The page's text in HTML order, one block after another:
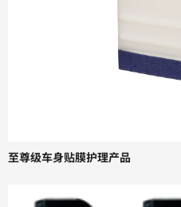
至尊级车身贴膜护理产品